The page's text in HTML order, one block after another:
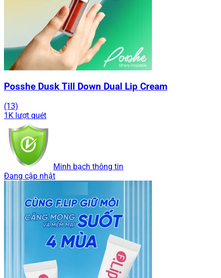
Posshe Dusk Till Down Dual Lip Cream
(13)
1K lượt quét
Minh bạch thông tin
Đang cập nhật